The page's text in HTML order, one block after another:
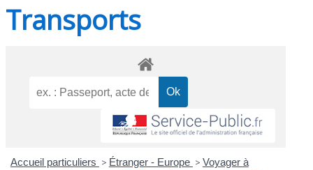
Transports
Accueil particuliers > Étranger - Europe > Voyager à